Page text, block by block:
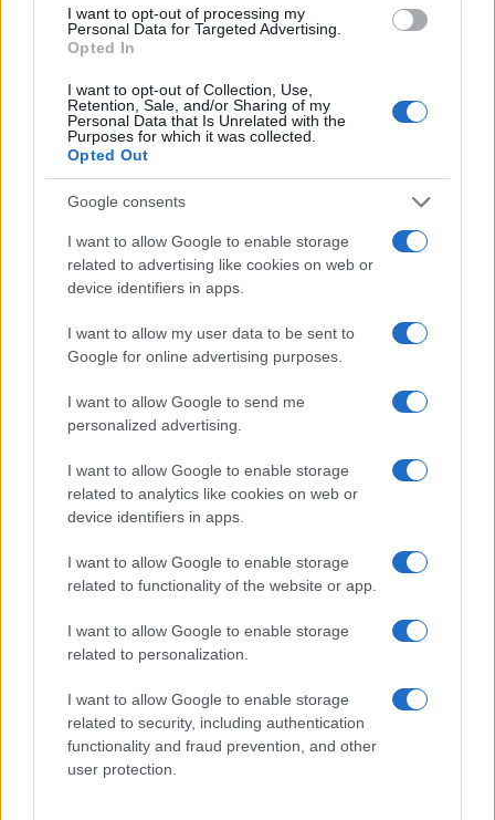
I want to opt-out of processing my
Personal Data for Targeted Advertising.
Opted In
I want to opt-out of Collection, Use,
Retention, Sale, and/or Sharing of my
Personal Data that Is Unrelated with the
Purposes for which it was collected.
Opted Out
Google consents
I want to allow Google to enable storage
related to advertising like cookies on web or
device identifiers in apps.
I want to allow my user data to be sent to
Google for online advertising purposes.
I want to allow Google to send me
personalized advertising.
I want to allow Google to enable storage
related to analytics like cookies on web or
device identifiers in apps.
I want to allow Google to enable storage
related to functionality of the website or app.
I want to allow Google to enable storage
related to personalization.
I want to allow Google to enable storage
related to security, including authentication
functionality and fraud prevention, and other
user protection.
Condividi l'articolo
F
a
ce
b
o
o
k
T
w
it
te
r
n
te
re
st
h
at
s
p
p
h
a
re
Articolo precedente
NOTIZIE RECENTI
Sangue, musica e solidarietà con Avis Olbia al
Delta Center
Meteo Olbia 9 agosto, temperature in calo
Salmo finisce in ospedale a Catania, ma il tour
mondo per una notte
Giorgia Meloni a La Maddalena, la vicesindaco:
“Orgoglio e discrezione per visita privata̶…